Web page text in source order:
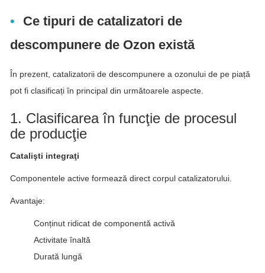
Ce tipuri de catalizatori de
descompunere de Ozon există
În prezent, catalizatorii de descompunere a ozonului de pe piață
pot fi clasificați în principal din următoarele aspecte.
1. Clasificarea în funcţie de procesul
de producţie
Catalişti integraţi
Componentele active formează direct corpul catalizatorului.
Avantaje:
Conținut ridicat de componentă activă
Activitate înaltă
Durată lungă